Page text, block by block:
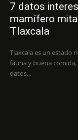
7 datos
mamífero
Tlaxcala
Tlaxcala es un estado
fauna y buena
datos...